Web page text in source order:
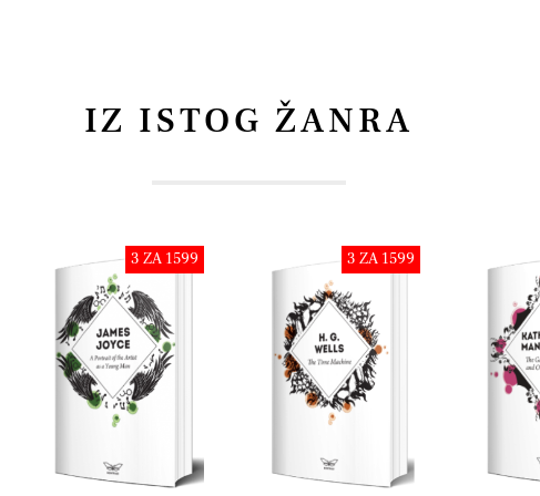
IZ ISTOG ŽANRA
3 ZA 1599 3 ZA 1599